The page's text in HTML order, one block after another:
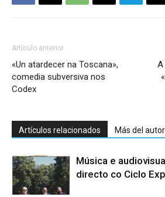
Artículo anterior
«Un atardecer na Toscana»,
comedia subversiva nos
Codex
A
Artículos relacionados Más del autor
Música e
directo co Ciclo